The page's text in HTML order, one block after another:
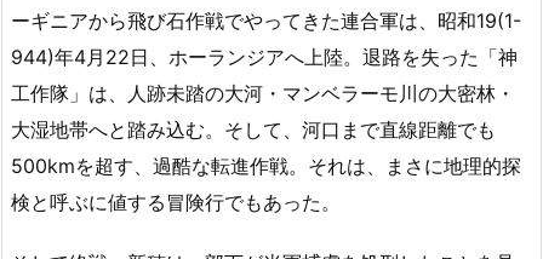
ーギニアから飛び石作戦でやってきた連合軍は、昭和19(1-
944)年4月22日、ホーランジアへ上陸。退路を失った「神
工作隊」は、人跡未踏の大河・マンベラーモ川の大密林・
大湿地帯へと踏み込む。そして、河口まで直線距離でも
500kmを超す、過酷な転進作戦。それは、まさに地理的探
検と呼ぶに値する冒険行でもあった。